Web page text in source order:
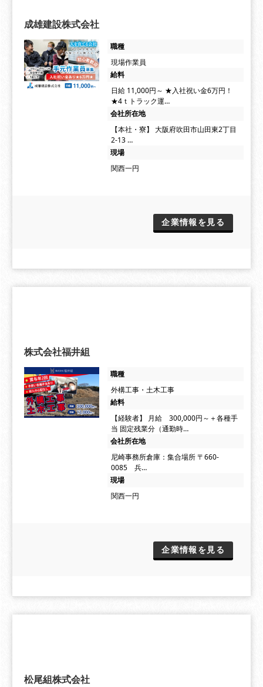
成雄建設株式会社
職種
現場作業員
給料
日給 11,000円～ ★入社祝い金6万円！
★4ｔトラック運…
会社所在地
【本社・寮】 大阪府吹田市山田東2丁目
2-13 …
現場
関西一円
企業情報を見る
株式会社福井組
職種
外構工事・土木工事
給料
【経験者】 月給 300,000円～＋各種手
当 固定残業分（通勤時…
会社所在地
尼崎事務所倉庫：集合場所 〒660-
0085 兵…
現場
関西一円
企業情報を見る
松尾組株式会社